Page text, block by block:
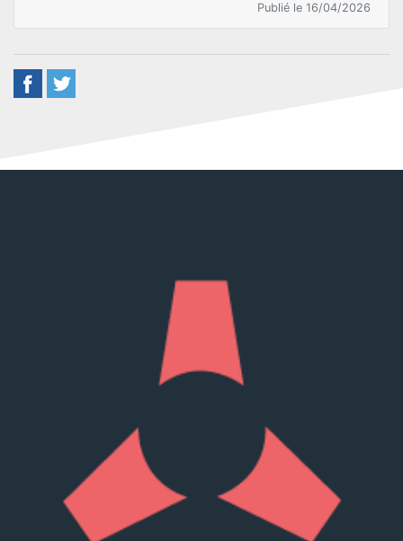
Publié le 16/04/2026